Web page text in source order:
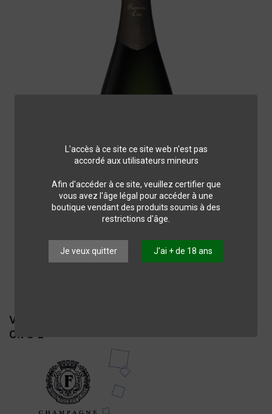
L'accès à ce site ce site web n'est pas
accordé aux utilisateurs mineurs
Afin d'accéder à ce site, veuillez certifier que
vous avez l'âge légal pour accéder à une
boutique vendant des produits soumis à des
restrictions d'âge.
Je veux quitter J'ai + de 18 ans
VVE FOURNY - Blanc de Blancs 1er Cru -
0.75 L